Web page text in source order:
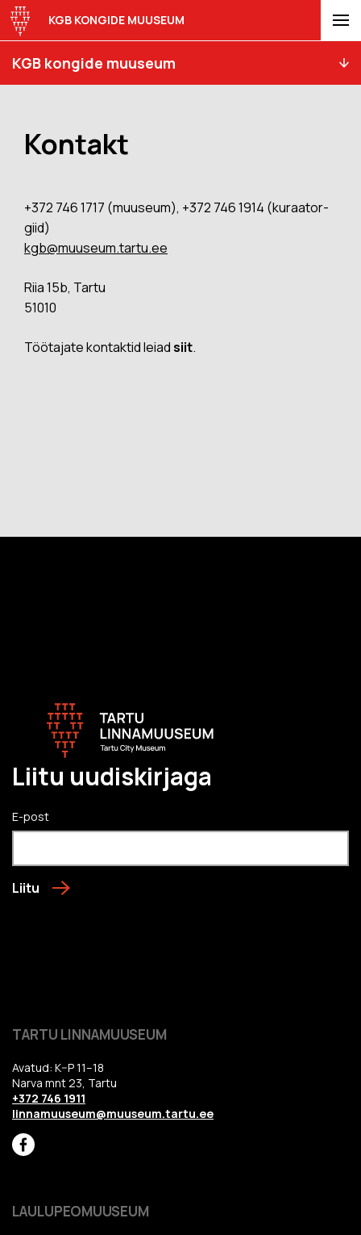
KGB kongide muuseum
KGB KONGIDE MUUSEUM
Kontakt
+372 746 1717 (muuseum), +372 746 1914 (kuraator-
giid)
kgb@muuseum.tartu.ee
Riia 15b, Tartu
51010
Töötajate kontaktid leiadsiit.
Liitu uudiskirjaga
E-post
Liitu
TARTU LINNAMUUSEUM
Avatud: K–P 11–18
Narva mnt 23, Tartu
+372 746 1911
linnamuuseum@muuseum.tartu.ee
LAULUPEOMUUSEUM